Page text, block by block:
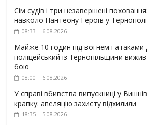
Сім судів і три незавершені
навколо Пантеону Героїв у Тернополі
08:33 | 6.08.2026
Майже 10 годин під вогнем і атаками
поліцейський із Тернопільщини
бою
08:00 | 6.08.2026
У справі вбивства випускниці у
крапку: апеляцію захисту відхилили
18:35 | 5.08.2026